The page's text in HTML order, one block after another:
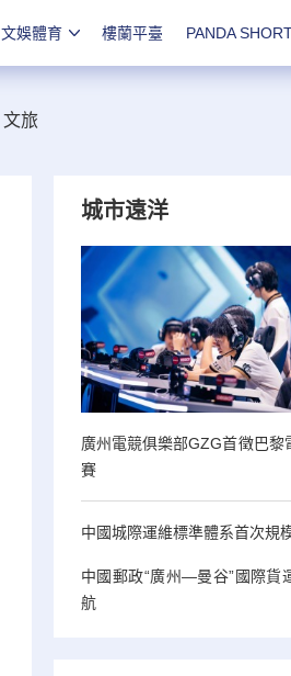
文娛體育 樓蘭平臺 PANDA
文旅
城市遠洋
廣州電競俱樂部GZG首徵巴黎
賽
中國城際運維標準體系首次規
中國郵政“廣州—曼谷”國際貨
航